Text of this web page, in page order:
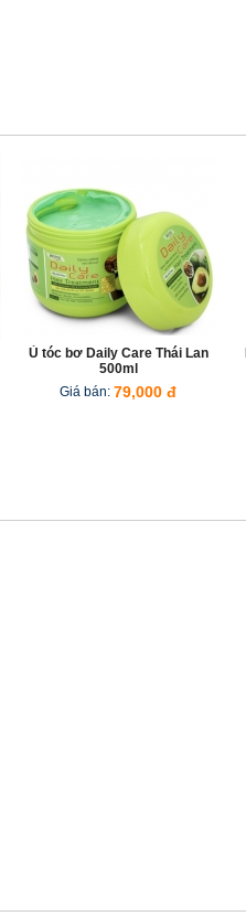
Ủ tóc bơ Daily Care Thái Lan
500ml
Giá bán: 79,000 đ